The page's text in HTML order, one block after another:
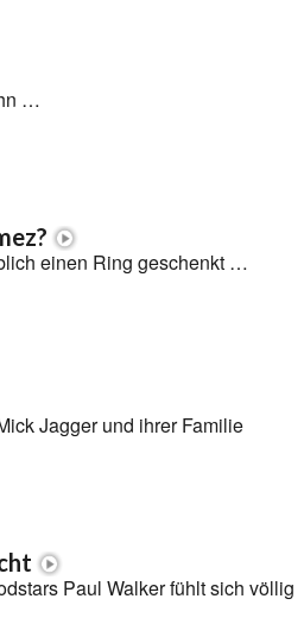
…
einen Ring geschenkt …
Jagger und ihrer Familie
Paul Walker fühlt sich völlig